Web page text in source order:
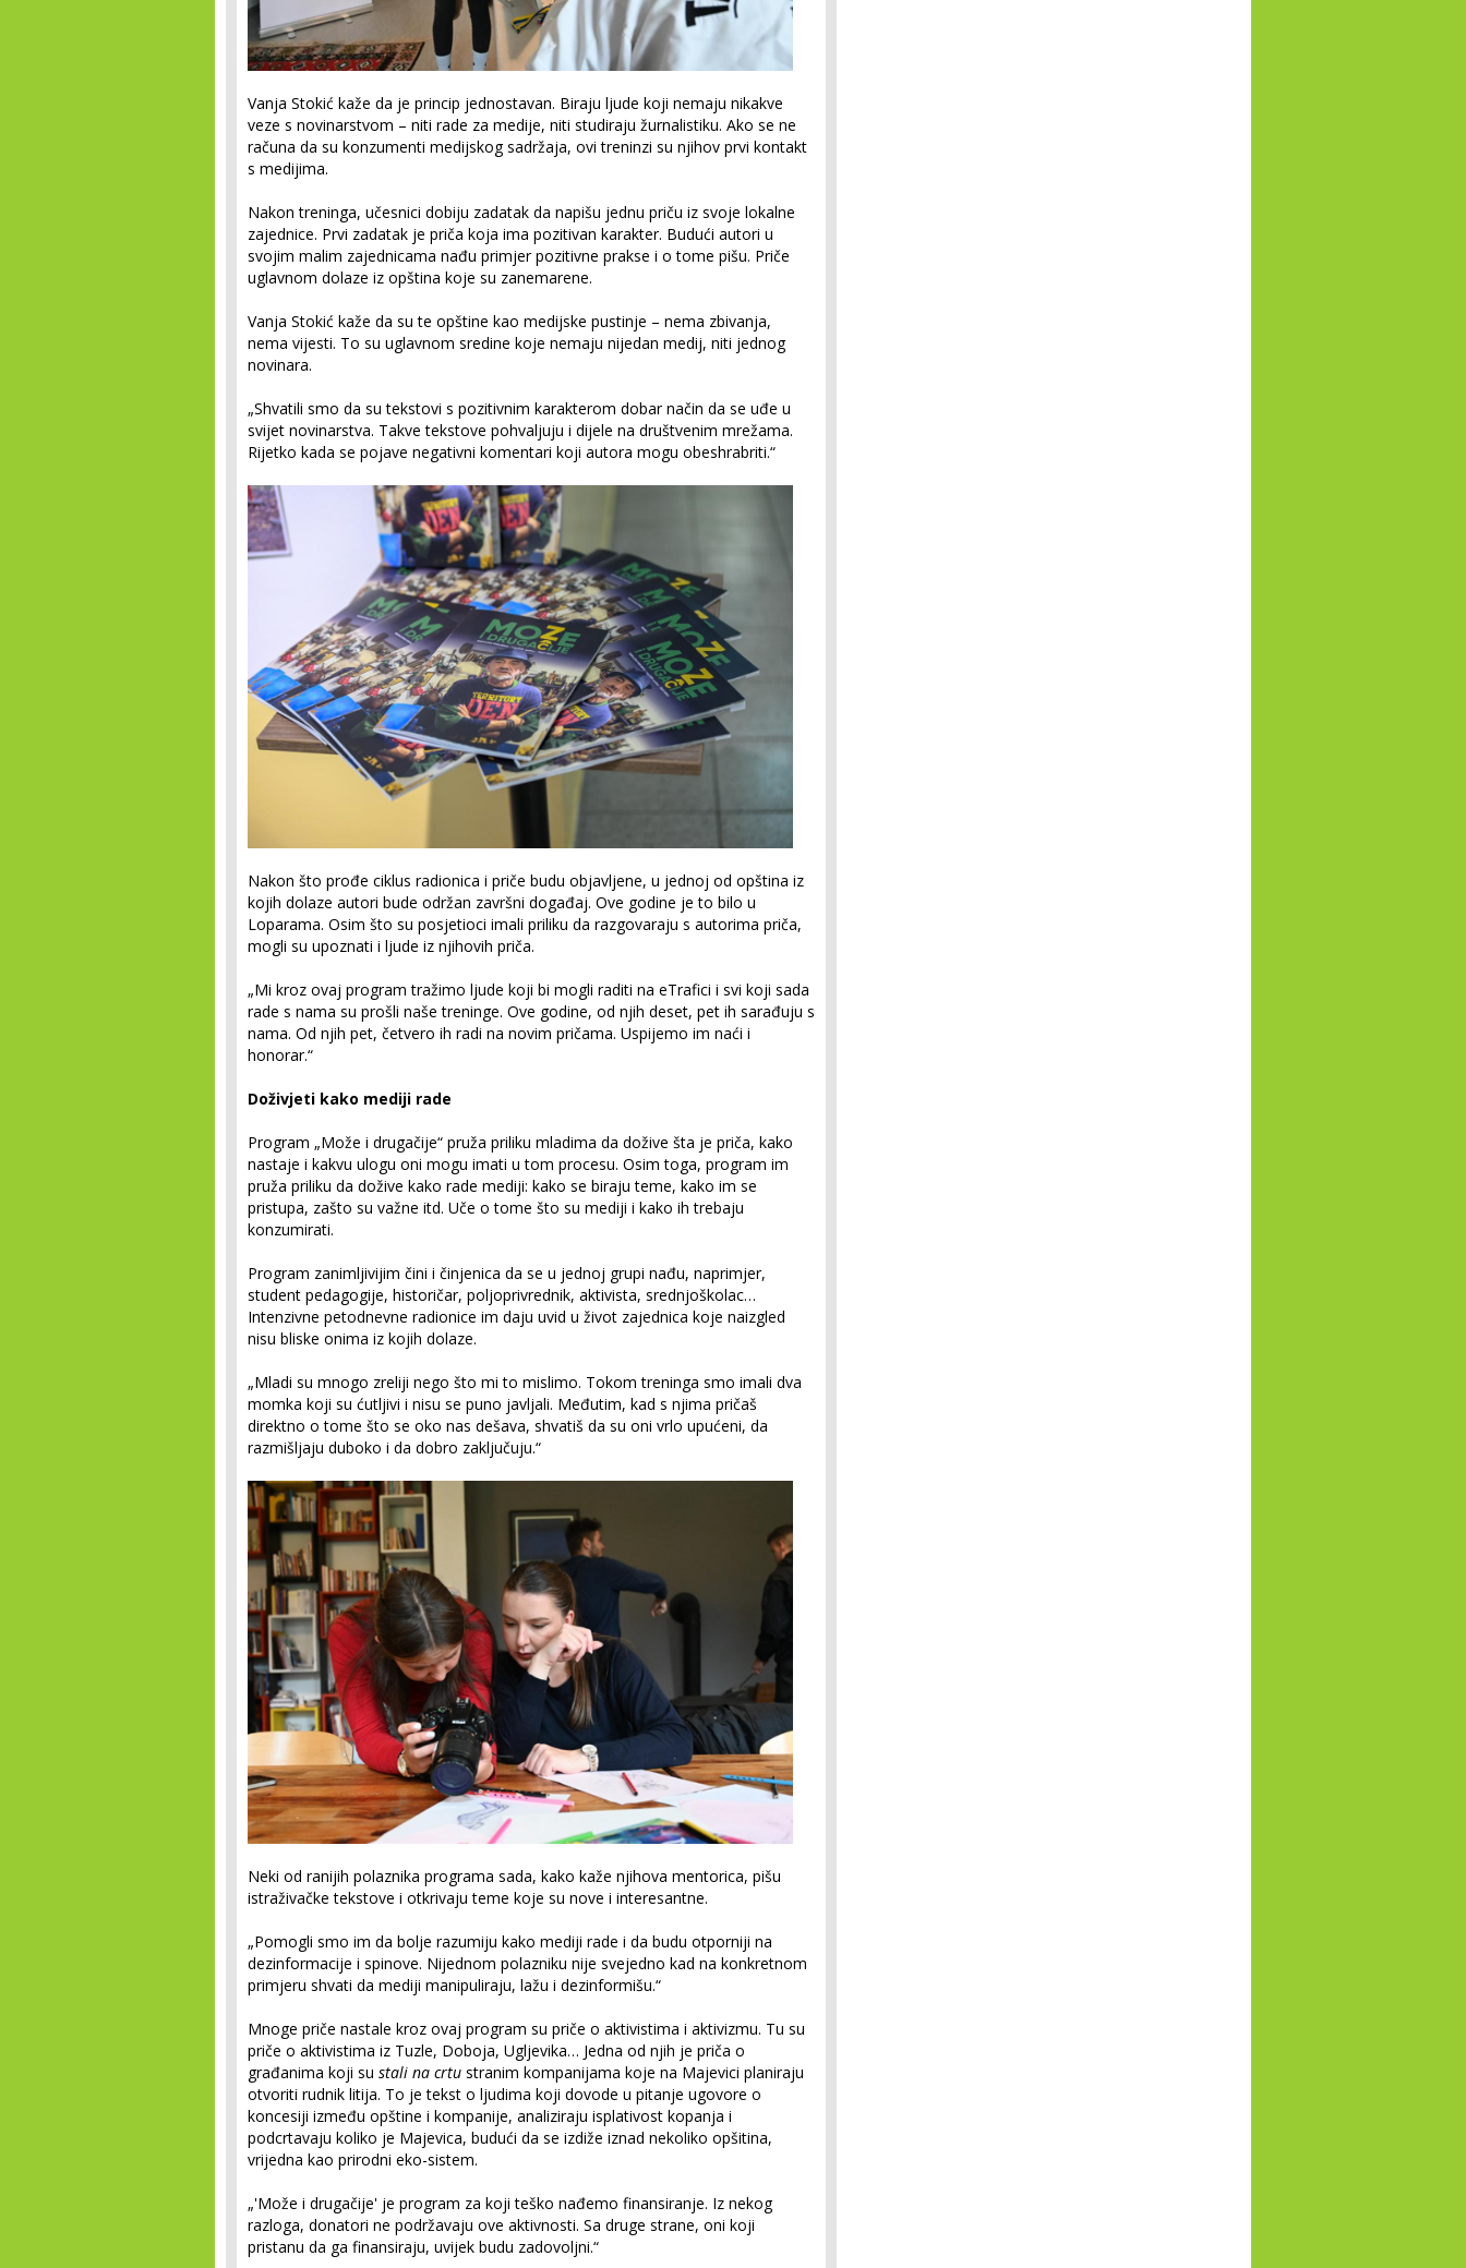
Vanja Stokić kaže da je princip jednostavan. Biraju ljude koji nemaju nikakve
veze s novinarstvom – niti rade za medije, niti studiraju žurnalistiku. Ako se ne
računa da su konzumenti medijskog sadržaja, ovi treninzi su njihov prvi kontakt
s medijima.
Nakon treninga, učesnici dobiju zadatak da napišu jednu priču iz svoje lokalne
zajednice. Prvi zadatak je priča koja ima pozitivan karakter. Budući autori u
svojim malim zajednicama nađu primjer pozitivne prakse i o tome pišu. Priče
uglavnom dolaze iz opština koje su zanemarene.
Vanja Stokić kaže da su te opštine kao medijske pustinje – nema zbivanja,
nema vijesti. To su uglavnom sredine koje nemaju nijedan medij, niti jednog
novinara.
„Shvatili smo da su tekstovi s pozitivnim karakterom dobar način da se uđe u
svijet novinarstva. Takve tekstove pohvaljuju i dijele na društvenim mrežama.
Rijetko kada se pojave negativni komentari koji autora mogu obeshrabriti.“
Nakon što prođe ciklus radionica i priče budu objavljene, u jednoj od opština iz
kojih dolaze autori bude održan završni događaj. Ove godine je to bilo u
Loparama. Osim što su posjetioci imali priliku da razgovaraju s autorima priča,
mogli su upoznati i ljude iz njihovih priča.
„Mi kroz ovaj program tražimo ljude koji bi mogli raditi na eTrafici i svi koji sada
rade s nama su prošli naše treninge. Ove godine, od njih deset, pet ih sarađuju s
nama. Od njih pet, četvero ih radi na novim pričama. Uspijemo im naći i
honorar.“
Doživjeti kako mediji rade
Program „Može i drugačije“ pruža priliku mladima da dožive šta je priča, kako
nastaje i kakvu ulogu oni mogu imati u tom procesu. Osim toga, program im
pruža priliku da dožive kako rade mediji: kako se biraju teme, kako im se
pristupa, zašto su važne itd. Uče o tome što su mediji i kako ih trebaju
konzumirati.
Program zanimljivijim čini i činjenica da se u jednoj grupi nađu, naprimjer,
student pedagogije, historičar, poljoprivrednik, aktivista, srednjoškolac…
Intenzivne petodnevne radionice im daju uvid u život zajednica koje naizgled
nisu bliske onima iz kojih dolaze.
„Mladi su mnogo zreliji nego što mi to mislimo. Tokom treninga smo imali dva
momka koji su ćutljivi i nisu se puno javljali. Međutim, kad s njima pričaš
direktno o tome što se oko nas dešava, shvatiš da su oni vrlo upućeni, da
razmišljaju duboko i da dobro zaključuju.“
Neki od ranijih polaznika programa sada, kako kaže njihova mentorica, pišu
istraživačke tekstove i otkrivaju teme koje su nove i interesantne.
„Pomogli smo im da bolje razumiju kako mediji rade i da budu otporniji na
dezinformacije i spinove. Nijednom polazniku nije svejedno kad na konkretnom
primjeru shvati da mediji manipuliraju, lažu i dezinformišu.“
Mnoge priče nastale kroz ovaj program su priče o aktivistima i aktivizmu. Tu su
priče o aktivistima iz Tuzle, Doboja, Ugljevika… Jedna od njih je priča o
građanima koji su stali na crtu stranim kompanijama koje na Majevici planiraju
otvoriti rudnik litija. To je tekst o ljudima koji dovode u pitanje ugovore o
koncesiji između opštine i kompanije, analiziraju isplativost kopanja i
podcrtavaju koliko je Majevica, budući da se izdiže iznad nekoliko opšitina,
vrijedna kao prirodni eko-sistem.
„'Može i drugačije' je program za koji teško nađemo finansiranje. Iz nekog
razloga, donatori ne podržavaju ove aktivnosti. Sa druge strane, oni koji
pristanu da ga finansiraju, uvijek budu zadovoljni.“